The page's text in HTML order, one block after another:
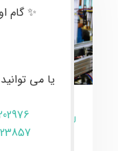
✨ گام
یا می